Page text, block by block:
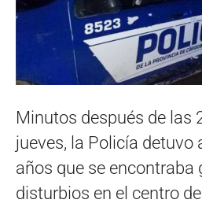
Minutos después de las
jueves, la Policía detuvo
años que se encontraba
disturbios en el centro